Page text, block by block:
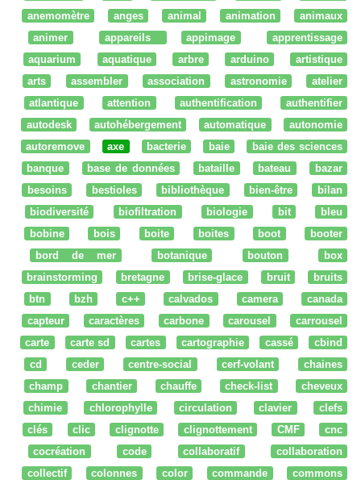
anemomètre
anges animal animation
animaux
animer
appareils appimage
apprentissage
aquarium
aquatique arbre arduino
artistique
arts
assembler association astronomie
atelier
atlantique
attention authentification
authentifier
autodesk
autohébergement automatique
autonomie
autoremove
axe bacterie baie
baie des sciences
banque
base de données bataille bateau
bazar
besoins
bestioles bibliothèque bien-être
bilan
biodiversité
biofiltration biologie bit
bleu
bobine
bois boite boites boot
booter
bord de mer
botanique bouton
box
brainstorming
bretagne brise-glace bruit
bruits
btn
bzh c++ calvados camera
canada
capteur
caractères carbone carousel
carrousel
carte
carte sd cartes cartographie cassé
cbind
cd
ceder centre-social cerf-volant
chaines
champ
chantier chauffe check-list
cheveux
chimie
chlorophylle circulation clavier
clefs
clés
clic clignotte clignottement CMF
cnc
cocréation
code collaboratif
collaboration
collectif
colonnes color commande
commons